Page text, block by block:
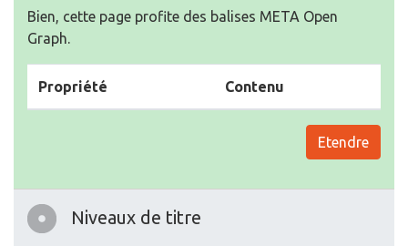
Bien, cette page profite des balises META Open
Graph.
Propriété Contenu
Etendre
Niveaux de titre